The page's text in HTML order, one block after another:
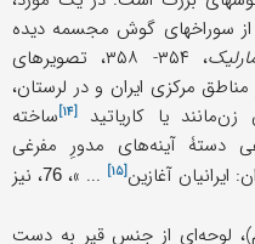
سوراخهای گوش مجسمه دیده
، ۳۵۴- ۳۵۸، تصویرهای
آهن ۲ و ۳ ایران، در مناطق مرکزی ایران و در لرستان،
یا کاریاتید [۱۴]
ساخته
دستۀ آینه‌های مدورِ مفرغی
ایرانیان آغازین[۱۵] ... »، 76، نیز
دورۀ ایلام نو (۱۱۰۰- ۵۳۹ ق‌م)، لوحه‌ای از جنس قیر به دست